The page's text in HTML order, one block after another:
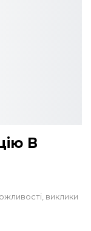
В
виклики